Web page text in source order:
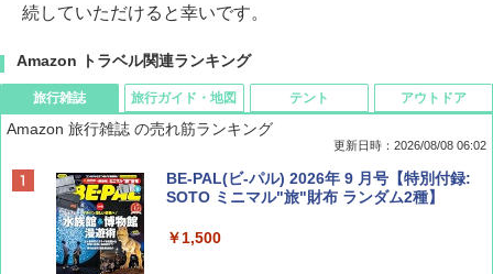
続していただけると幸いです。
Amazon トラベル関連ランキング
旅行雑誌
Amazon 旅行雑誌 の売れ筋ランキング
更新日時：2026/08/08 06:02
BE-PAL(ビ-パル) 2026年 9 月号【特別付録:
SOTO ミニマル"旅"財布 ランダム2種】
￥1,500
旅行ガイド・地図 テント アウトドア